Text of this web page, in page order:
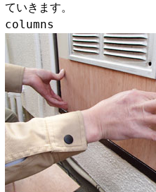
ていきます。
columns